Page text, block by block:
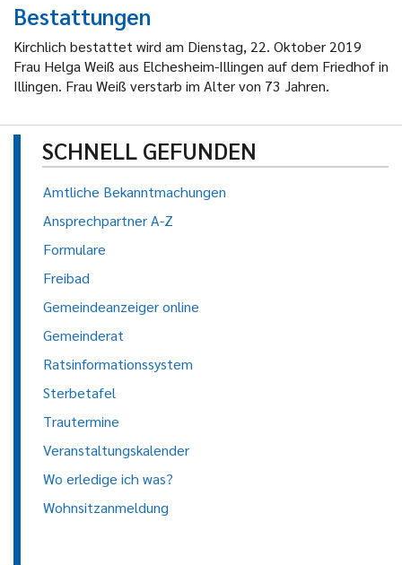
Bestattungen
Kirchlich bestattet wird am Dienstag, 22. Oktober 2019
Frau Helga Weiß aus Elchesheim-Illingen auf dem Friedhof in
Illingen. Frau Weiß verstarb im Alter von 73 Jahren.
SCHNELL GEFUNDEN
Amtliche Bekanntmachungen
Ansprechpartner A-Z
Formulare
Freibad
Gemeindeanzeiger online
Gemeinderat
Ratsinformationssystem
Sterbetafel
Trautermine
Veranstaltungskalender
Wo erledige ich was?
Wohnsitzanmeldung